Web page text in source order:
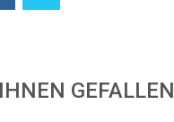
GEFALLEN